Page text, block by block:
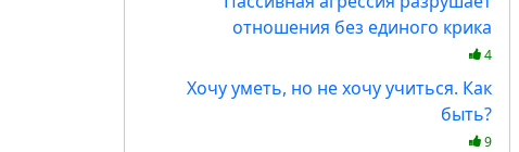
отношения без единого крика
4
Хочу уметь, но не хочу учиться. Как
быть?
9